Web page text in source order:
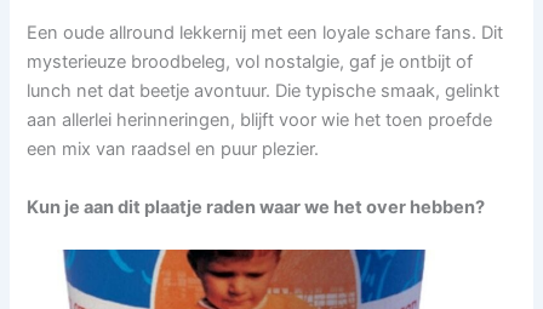
Een oude allround lekkernij met een loyale schare fans. Dit
mysterieuze broodbeleg, vol nostalgie, gaf je ontbijt of
lunch net dat beetje avontuur. Die typische smaak, gelinkt
aan allerlei herinneringen, blijft voor wie het toen proefde
een mix van raadsel en puur plezier.
Kun je aan dit plaatje raden waar we het over hebben?